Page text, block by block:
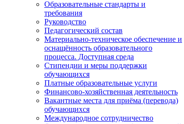
Образовательные стандарты и
требования
Руководство
Педагогический состав
Материально-техническое обеспечение и
оснащённость образовательного
процесса. Доступная среда
Стипендии и меры поддержки
обучающихся
Платные образовательные услуги
Финансово-хозяйственная деятельность
Вакантные места для приёма (перевода)
обучающихся
Международное сотрудничество